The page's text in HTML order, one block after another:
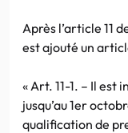
Après l’article 11
est ajouté un
« Art. 11-1. – Il
jusqu’au 1er
qualification de